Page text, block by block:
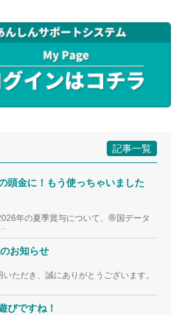
記事一覧
頭金に！もう使っちゃいました
年の夏季賞与について、帝国データ
お知らせ
ただき、誠にありがとうございます。
びですね！